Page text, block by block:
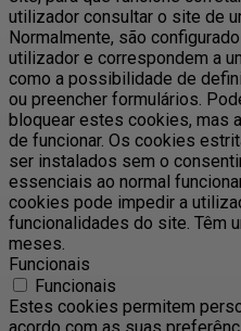
utilizador consultar o site de
Normalmente, são
utilizador e correspondem a
como a possibilidade de
ou preencher formulários.
bloquear estes cookies, mas
de funcionar. Os cookies
ser instalados sem o
essenciais ao normal
cookies pode impedir a
funcionalidades do site. Têm
meses.
Funcionais
Funcionais
Estes cookies permitem